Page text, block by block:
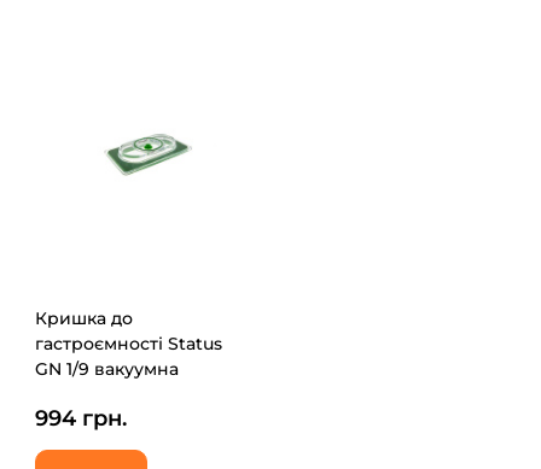
Кришка до
гастроємності Status
GN 1/9 вакуумна
994 грн.